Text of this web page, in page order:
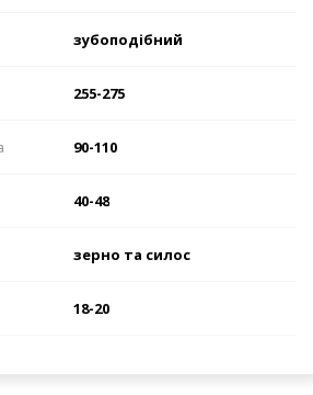
зубоподібний
255-275
90-110
40-48
зерно та силос
18-20